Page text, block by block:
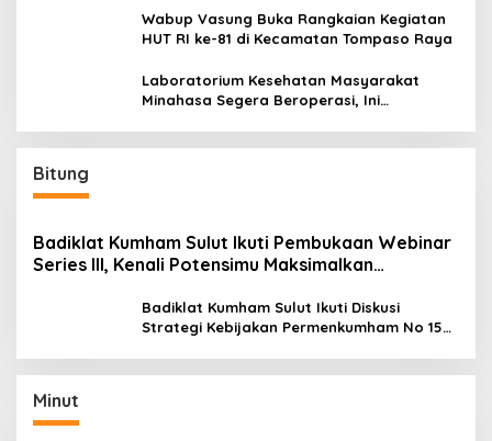
Wabup Vasung Buka Rangkaian Kegiatan
HUT RI ke-81 di Kecamatan Tompaso Raya
Laboratorium Kesehatan Masyarakat
Minahasa Segera Beroperasi, Ini
Bitung
Badiklat Kumham Sulut Ikuti Pembukaan Webinar
Series III, Kenali Potensimu Maksimalkan
Badiklat Kumham Sulut Ikuti Diskusi
Strategi Kebijakan Permenkumham No 15
Minut